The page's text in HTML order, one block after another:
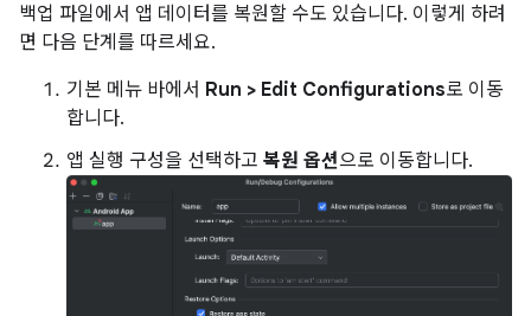
백업 파일에서 앱 데이터를 복원할 수도 있습니다. 이렇게 하려
면 다음 단계를 따르세요.
기본 메뉴 바에서 Run > Edit Configurations로 이동
합니다.
앱 실행 구성을 선택하고 복원 옵션으로 이동합니다.